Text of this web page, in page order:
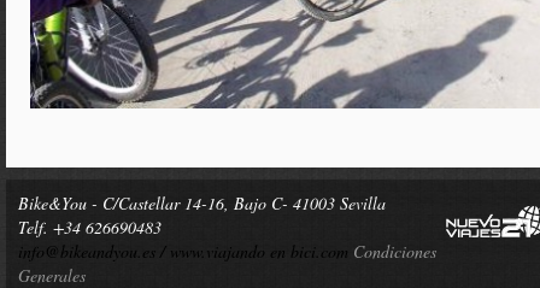
Bike&You - C/Castellar 14-16, Bajo C- 41003 Sevilla
Telf. +34 626690483
info@bikeandyou.es / www.viajando en bici.com Condiciones
Generales